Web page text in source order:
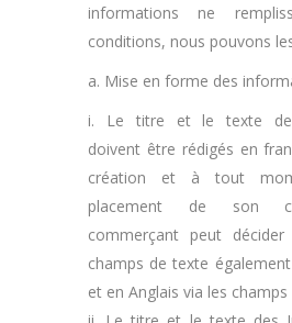
informations ne
conditions, nous pouvons
a. Mise en forme des
i. Le titre et le texte
doivent être rédigés en
création et à tout
placement de son
commerçant peut
champs de texte
et en Anglais via les champs